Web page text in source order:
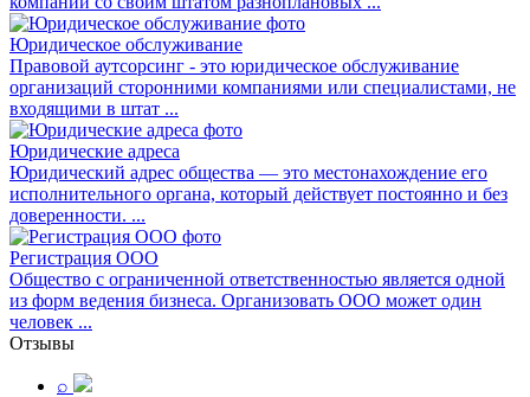
Юридическое обслуживание
Правовой аутсорсинг - это юридическое обслуживание
организаций сторонними компаниями или специалистами, не
входящими в штат ...
Юридические адреса
Юридический адрес общества — это местонахождение его
исполнительного органа, который действует постоянно и без
доверенности. ...
Регистрация ООО
Общество с ограниченной ответственностью является одной
из форм ведения бизнеса. Организовать ООО может один
человек ...
Отзывы
⌕